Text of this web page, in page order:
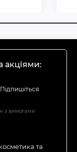
акціями:
Підпишіться
з вимогами
та